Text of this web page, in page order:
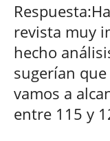
revista muy
hecho
sugerían
vamos a
entre 115 y